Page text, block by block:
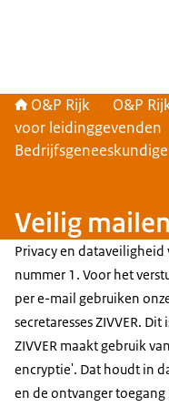
O&P Rijk O&P
voor leidinggevenden
Veilig mailen
Privacy en
nummer 1. Voor het
per e-mail gebruiken
secretaresses ZIVVER.
ZIVVER maakt gebruik
encryptie'. Dat houdt in
en de ontvanger